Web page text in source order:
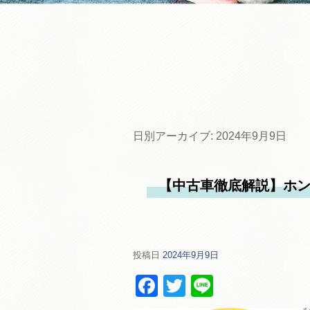
日別アーカイブ: 2024年9月9日
【中古車徹底解説】ホ
投稿日 2024年9月9日
Facebook
Twitter